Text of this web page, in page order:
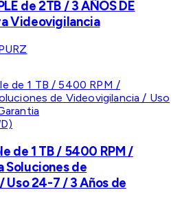
de 2TB / 3 AÑOS DE
Videovigilancia
de 1 TB / 5400 RPM /
Soluciones de
24-7 / 3 Años de